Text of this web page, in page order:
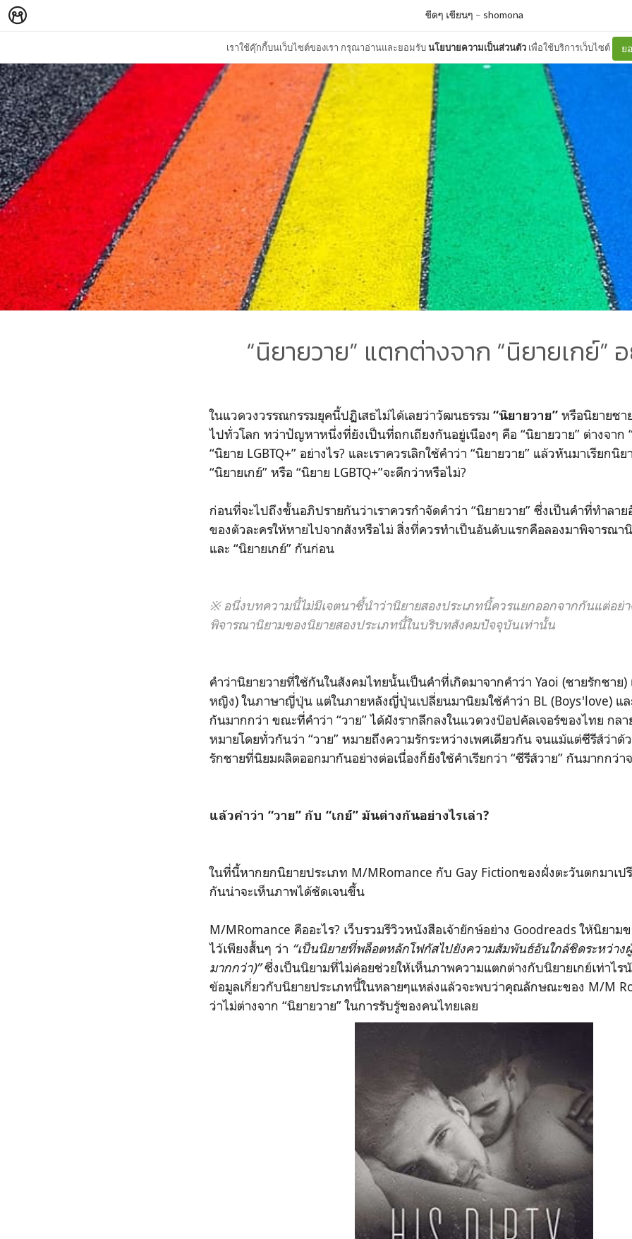
เราใช้คุ๊กกี้บนเว็บไซต์ของเรา กรุณาอ่านและยอมรับนโยบายความเป็นส่วนตัว เพื่อใช้บริการเว็บไซต์ ย
ขีดๆ เขียนๆ – shomona
“นิยายวาย” แตกต่างจาก “นิยายเกย์”
ในแวดวงวรรณกรรมยุคนี้ปฏิเสธไม่ได้เลยว่าวัฒนธรรม “นิยายวาย” หรือนิยายชา
ไปทั่วโลก ทว่าปัญหาหนึ่งที่ยังเป็นที่ถกเถียงกันอยู่เนืองๆ คือ “นิยายวาย” ต่างจาก
“นิยาย LGBTQ+” อย่างไร? และเราควรเลิกใช้คำว่า “นิยายวาย” แล้วหันมาเรียกนิ
“นิยายเกย์” หรือ “นิยาย LGBTQ+”จะดีกว่าหรือไม่?
ก่อนที่จะไปถึงขั้นอภิปรายกันว่าเราควรกำจัดคำว่า “นิยายวาย” ซึ่งเป็นคำที่ทำลา
ของตัวละครให้หายไปจากสังหรือไม่ สิ่งที่ควรทำเป็นอันดับแรกคือลองมาพิจารณา
และ “นิยายเกย์” กันก่อน
※ อนึ่งบทความนี้ไม่มีเจตนาชี้นำว่านิยายสองประเภทนี้ควรแยกออกจากกันแต่อย่า
พิจารณานิยามของนิยายสองประเภทนี้ในบริบทสังคมปัจจุบันเท่านั้น
คำว่านิยายวายที่ใช้กันในสังคมไทยนั้นเป็นคำที่เกิดมาจากคำว่า Yaoi (ชายรักชาย
หญิง) ในภาษาญี่ปุ่น แต่ในภายหลังญี่ปุ่นเปลี่ยนมานิยมใช้คำว่า BL (Boys'love) และ
กันมากกว่า ขณะที่คำว่า “วาย” ได้ฝังรากลึกลงในแวดวงป๊อปคัลเจอร์ของไทย กล
หมายโดยทั่วกันว่า “วาย” หมายถึงความรักระหว่างเพศเดียวกัน จนแม้แต่ซีรีส์ว่าด้
รักชายที่นิยมผลิตออกมากันอย่างต่อเนื่องก็ยังใช้คำเรียกว่า “ซีรีส์วาย” กันมากกว่าจ
แล้วคำว่า “วาย” กับ “เกย์” มันต่างกันอย่างไรเล่า?
ในที่นี้หากยกนิยายประเภท M/MRomance กับ Gay Fictionของฝั่งตะวันตกมาเป
กันน่าจะเห็นภาพได้ชัดเจนขึ้น
M/MRomance คืออะไร? เว็บรวมรีวิวหนังสือเจ้ายักษ์อย่าง Goodreads ให้นิยาม
ไว้เพียงสั้นๆ ว่า “เป็นนิยายที่พล็อตหลักโฟกัสไปยังความสัมพันธ์อันใกล้ชิดระหว่าง
มากกว่า)”ซึ่งเป็นนิยามที่ไม่ค่อยช่วยให้เห็นภาพความแตกต่างกับนิยายเกย์เท่าไร
ข้อมูลเกี่ยวกับนิยายประเภทนี้ในหลายๆแหล่งแล้วจะพบว่าคุณลักษณะของ M/M
ว่าไม่ต่างจาก “นิยายวาย” ในการรับรู้ของคนไทยเลย